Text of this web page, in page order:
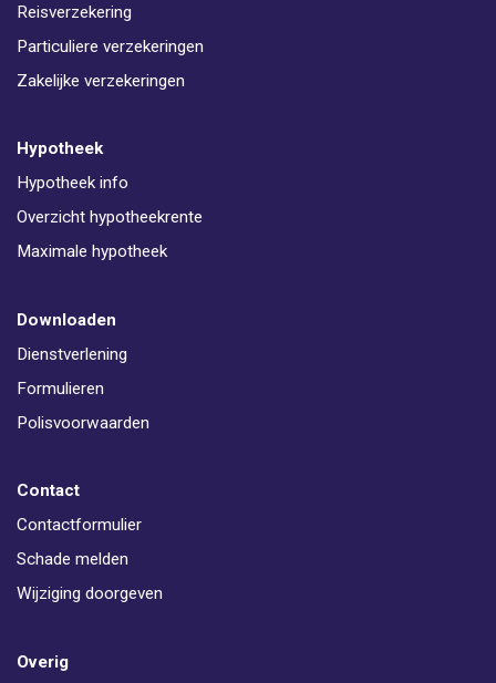
Reisverzekering
Particuliere verzekeringen
Zakelijke verzekeringen
Hypotheek
Hypotheek info
Overzicht hypotheekrente
Maximale hypotheek
Downloaden
Dienstverlening
Formulieren
Polisvoorwaarden
Contact
Contactformulier
Schade melden
Wijziging doorgeven
Overig